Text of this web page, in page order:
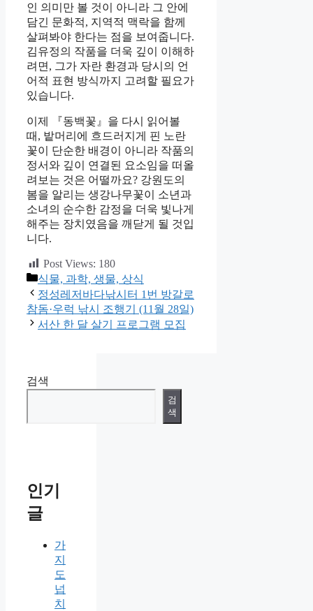
인 의미만 볼 것이 아니라 그 안에
담긴 문화적, 지역적 맥락을 함께
살펴봐야 한다는 점을 보여줍니다.
김유정의 작품을 더욱 깊이 이해하
려면, 그가 자란 환경과 당시의 언
어적 표현 방식까지 고려할 필요가
있습니다.
이제 『동백꽃』을 다시 읽어볼
때, 밭머리에 흐드러지게 핀 노란
꽃이 단순한 배경이 아니라 작품의
정서와 깊이 연결된 요소임을 떠올
려보는 것은 어떨까요? 강원도의
봄을 알리는 생강나무꽃이 소년과
소녀의 순수한 감정을 더욱 빛나게
해주는 장치였음을 깨닫게 될 것입
니다.
Post Views: 180
카
테
고
리
식물, 과학, 생물, 상식
정성레저바다낚시터 1번 방갈로
참돔·우럭 낚시 조행기 (11월 28일)
서산 한 달 살기 프로그램 모집
검색
검
색
인기
글
가
지
도
넙
치